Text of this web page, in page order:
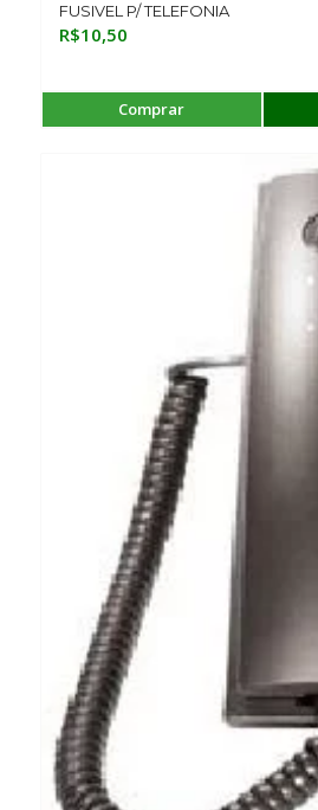
FUSIVEL P/ TELEFONIA
R$10,50
Comprar